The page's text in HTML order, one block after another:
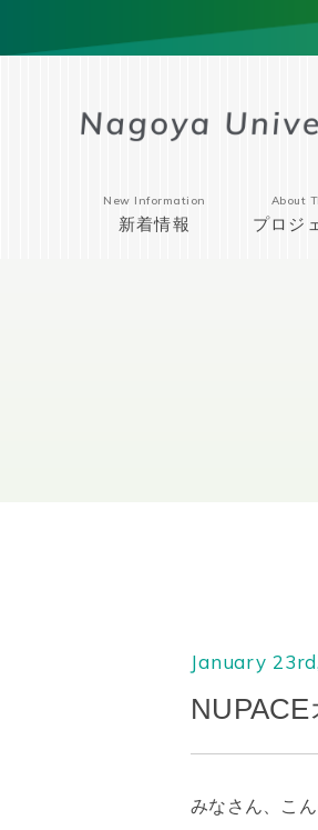
New Information
新着情報
About
プロジ
January
みなさん、こ